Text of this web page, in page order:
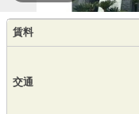
賃料
交通